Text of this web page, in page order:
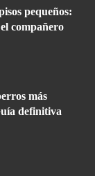
pequeños:
compañero
más
definitiva